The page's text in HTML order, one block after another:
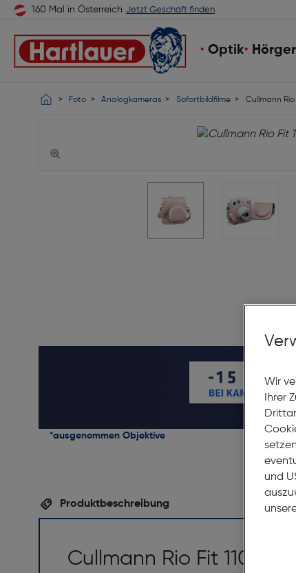
160 Mal in Österreich Jetzt Geschäft finden
Optik
Foto Analogkameras Sofortbildfilme Cullmann
*ausgenommen Objektive
Produktbeschreibung
Cullmann Rio Fit 110
Wir
Ihrer
und